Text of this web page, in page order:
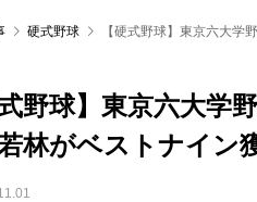
硬式野球 【硬式野球】東京六大学
式野球】東京六大
林がベストナイン